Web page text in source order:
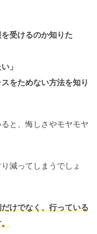
受けるのか知りた
」
をためない方法を知り
と、悔しさやモヤモヤ
減ってしまうでしょ
けでなく、行っている